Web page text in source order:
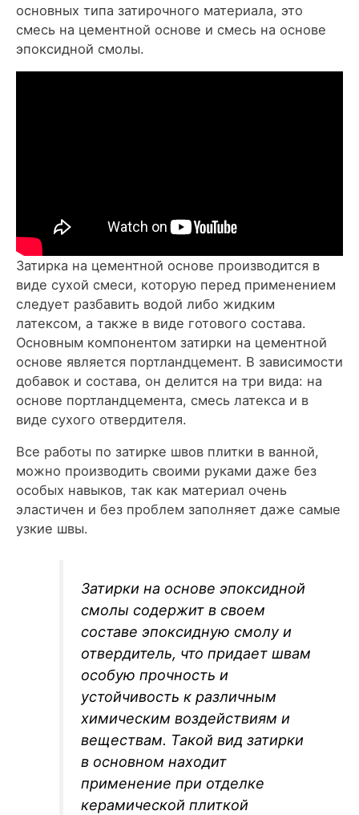
основных типа затирочного материала, это
смесь на цементной основе и смесь на основе
эпоксидной смолы.
Затирка на цементной основе производится в
виде сухой смеси, которую перед применением
следует разбавить водой либо жидким
латексом, а также в виде готового состава.
Основным компонентом затирки на цементной
основе является портландцемент. В зависимости
добавок и состава, он делится на три вида: на
основе портландцемента, смесь латекса и в
виде сухого отвердителя.
Все работы по затирке швов плитки в ванной,
можно производить своими руками даже без
особых навыков, так как материал очень
эластичен и без проблем заполняет даже самые
узкие швы.
Затирки на основе эпоксидной
смолы содержит в своем
составе эпоксидную смолу и
отвердитель, что придает швам
особую прочность и
устойчивость к различным
химическим воздействиям и
веществам. Такой вид затирки
в основном находит
применение при отделке
керамической плиткой